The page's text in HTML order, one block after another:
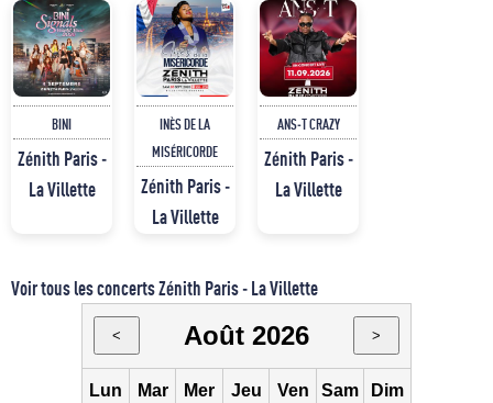
BINI
Zénith Paris -
La Villette
INÈS DE LA
MISÉRICORDE
Zénith Paris -
La Villette
ANS-T CRAZY
Zénith Paris -
La Villette
Voir tous les concerts Zénith Paris - La Villette
< Août 2026 >
Lun Mar Mer Jeu Ven Sam Dim